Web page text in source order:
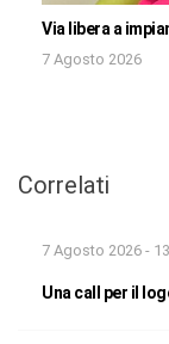
Via libera a
7 Agosto 2026
Correlati
7 Agosto 2026 -
Una call per il